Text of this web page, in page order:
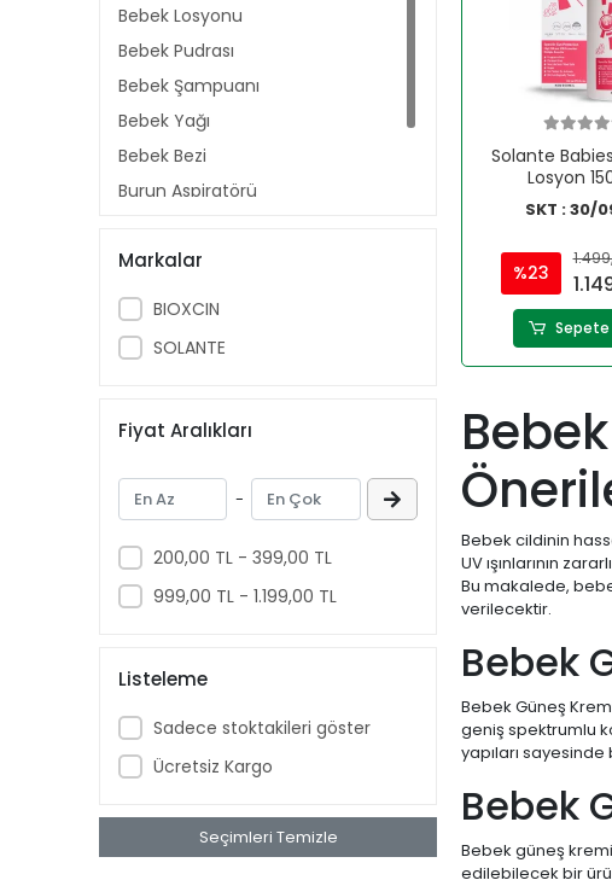
Bebek Losyonu
Bebek Pudrası
Bebek Şampuanı
Bebek Yağı
Bebek Bezi
Burun Aspiratörü
Pişik Kremi
Markalar
BIOXCIN
SOLANTE
Fiyat Aralıkları
-
200,00 TL - 399,00 TL
999,00 TL - 1.199,00 TL
Listeleme
Sadece stoktakileri göster
Ücretsiz Kargo
Seçimleri Temizle
Solante
Losyon
SKT : 30/
%23
Sepete
Bebek cildinin
UV ışınlarının
Bu makalede,
verilecektir.
Bebek
Bebek Güneş
geniş spektrumlu
yapıları
Bebek
Bebek güneş
edilebilecek bir